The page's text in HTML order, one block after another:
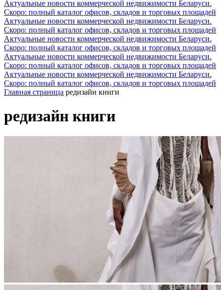
Актуальные новости коммерческой недвижимости Беларуси.
Скоро: полный каталог офисов, складов и торговых площадей
Актуальные новости коммерческой недвижимости Беларуси.
Скоро: полный каталог офисов, складов и торговых площадей
Актуальные новости коммерческой недвижимости Беларуси.
Скоро: полный каталог офисов, складов и торговых площадей
Актуальные новости коммерческой недвижимости Беларуси.
Скоро: полный каталог офисов, складов и торговых площадей
Актуальные новости коммерческой недвижимости Беларуси.
Скоро: полный каталог офисов, складов и торговых площадей
Главная страница редизайн книги
редизайн книги